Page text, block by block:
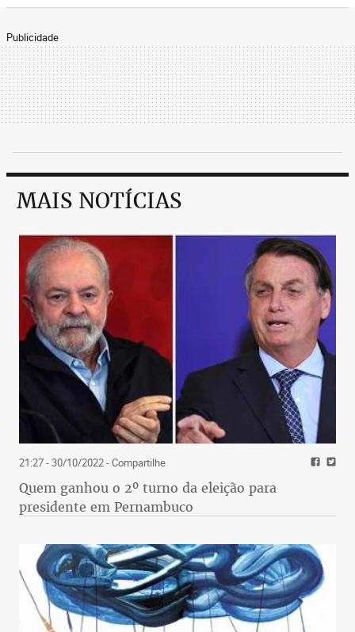
Publicidade
MAIS NOTÍCIAS
21:27 - 30/10/2022- Compartilhe
Quem ganhou o 2º turno da eleição para
presidente em Pernambuco